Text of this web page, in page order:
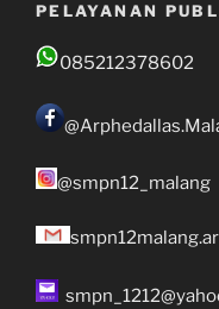
PELAYANAN
085212378602
@smpn12_malang